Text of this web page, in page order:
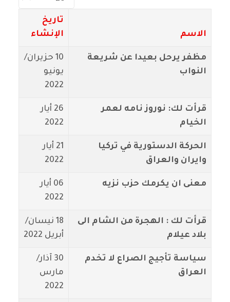
الاسم
تاريخ
الإنشاء
مظفر يرحل بعيدا عن شريعة
النواب
10 حزيران/
يونيو
2022
قرأت لك: نوروز نامه لعمر
الخيام
26 أيار
2022
الحركة الدستورية في تركيا
وايران والعراق
21 أيار
2022
معنى ان يكرمك حزب نزيه
06 أيار
2022
قرأت لك : الهجرة من الشام الى
بلاد عيلام
18 نيسان/
أبريل 2022
سياسة تأجيج الصراع لا تخدم
العراق
30 آذار/
مارس
2022